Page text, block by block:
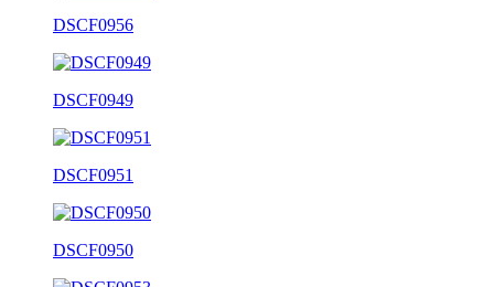
DSCF0956
DSCF0949
DSCF0951
DSCF0950